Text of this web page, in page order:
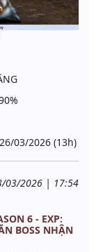
26/03/2026 (13h)
03/2026 | 17:54
6 - EXP:
BOSS NHẬN